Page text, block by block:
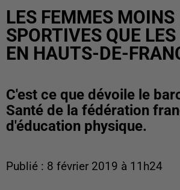
LES FEMMES MOINS
SPORTIVES QUE
EN HAUTS-DE-
C'est ce que dévoile le
Santé de la fédération
d'éducation physique.
Publié : 8 février 2019 à 11h24